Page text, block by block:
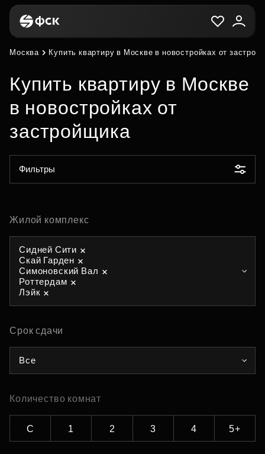
Москва Купить квартиру в Москве в новостройках от
Купить квартиру в Москве
в новостройках от
застройщика
Фильтры
Жилой комплекс
Сидней Сити
Скай Гарден
Симоновский Вал
Роттердам
Лэйк
Срок сдачи
Все
Количество комнат
С 1 2 3 4 5+